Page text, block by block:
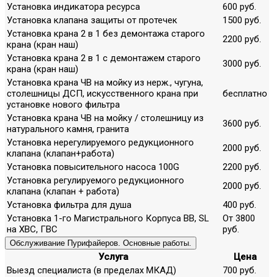
Установка индикатора ресурса
600 руб.
Установка клапана защиты от протечек
1500 руб.
Установка крана 2 в 1 без демонтажа старого
крана (кран наш)
2200 руб.
Установка крана 2 в 1 с демонтажем старого
крана (кран наш)
3000 руб.
Установка крана ЧВ на мойку из нерж., чугуна,
столешницы ДСП, искусственного крана при
установке нового фильтра
бесплатно
Установка крана ЧВ на мойку / столешницу из
натурального камня, гранита
3600 руб.
Установка нерегулируемого редукционного
клапана (клапан+работа)
2000 руб.
Установка повысительного насоса 100G
2200 руб.
Установка регулируемого редукционного
клапана (клапан + работа)
2000 руб.
Установка фильтра для душа
400 руб.
Установка 1-го Магистрального Корпуса ВВ, SL
на ХВС, ГВС
От 3800
руб.
Обслуживание Пурифайеров. Основные работы.
Услуга
Цена
Выезд специалиста (в пределах МКАД)
700 руб.